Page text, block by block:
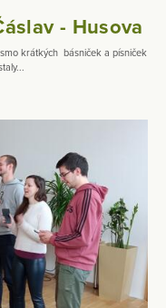
- Husova
krátkých básniček a písniček